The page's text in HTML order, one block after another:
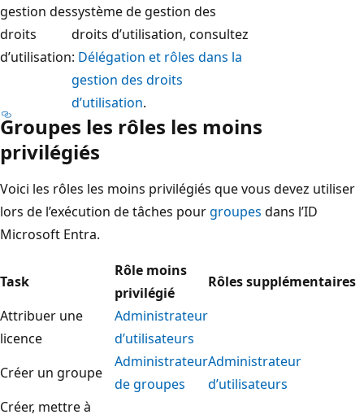
gestion des
droits
d’utilisation
système de gestion des
droits d’utilisation, consultez
: Délégation et rôles dans la
gestion des droits
d’utilisation.
Groupes les rôles les moins
privilégiés
Voici les rôles les moins privilégiés que vous devez utiliser
lors de l’exécution de tâches pourgroupes dans l’ID
Microsoft Entra.
Task
Rôle moins
privilégié
Rôles supplémentaires
Attribuer une
licence
Administrateur
d’utilisateurs
Créer un groupe
Administrateur
de groupes
Administrateur
d’utilisateurs
Créer, mettre à